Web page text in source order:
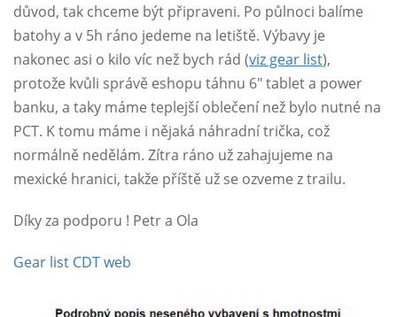
důvod, tak chceme být připraveni. Po půlnoci balíme
batohy a v 5h ráno jedeme na letiště. Výbavy je
nakonec asi o kilo víc než bych rád (viz gear list),
protože kvůli správě eshopu táhnu 6″ tablet a power
banku, a taky máme teplejší oblečení než bylo nutné na
PCT. K tomu máme i nějaká náhradní trička, což
normálně nedělám. Zítra ráno už zahajujeme na
mexické hranici, takže příště už se ozveme z trailu.
Díky za podporu ! Petr a Ola
Gear list CDT web